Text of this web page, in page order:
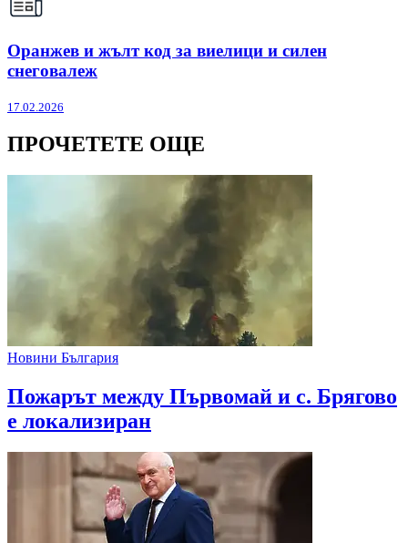
Оранжев и жълт код за виелици и силен
снеговалеж
17.02.2026
ПРОЧЕТЕТЕ ОЩЕ
Новини България
Пожарът между Първомай и с. Брягово
е локализиран